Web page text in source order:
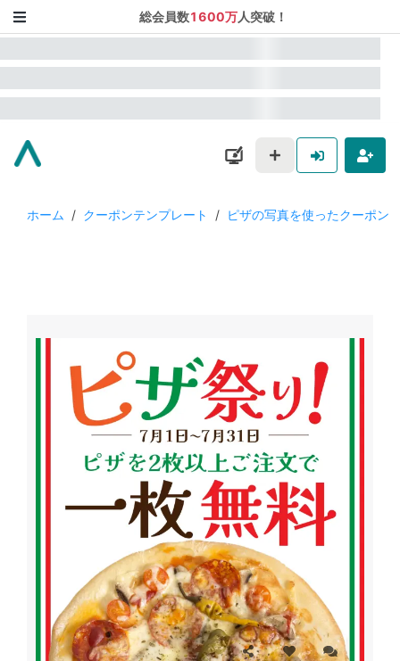
総会員数1600万人突破！
ホーム / クーポンテンプレート / ピザの写真を使ったクーポン